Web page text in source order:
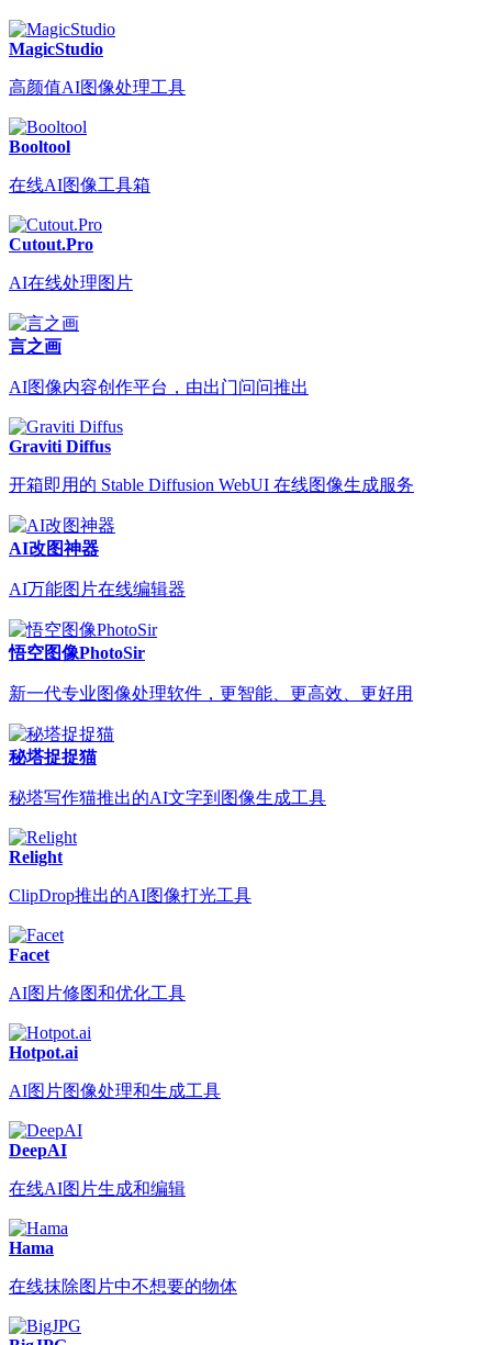
MagicStudio
高颜值AI图像处理工具
Booltool
在线AI图像工具箱
Cutout.Pro
AI在线处理图片
言之画
AI图像内容创作平台，由出门问问推出
Graviti Diffus
开箱即用的 Stable Diffusion WebUI 在线图像生成服务
AI改图神器
AI万能图片在线编辑器
悟空图像PhotoSir
新一代专业图像处理软件，更智能、更高效、更好用
秘塔捉捉猫
秘塔写作猫推出的AI文字到图像生成工具
Relight
ClipDrop推出的AI图像打光工具
Facet
AI图片修图和优化工具
Hotpot.ai
AI图片图像处理和生成工具
DeepAI
在线AI图片生成和编辑
Hama
在线抹除图片中不想要的物体